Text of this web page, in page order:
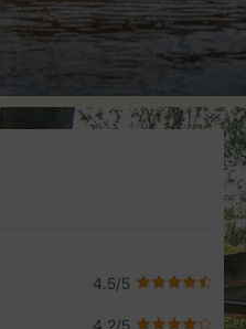
Service Rating from our guests